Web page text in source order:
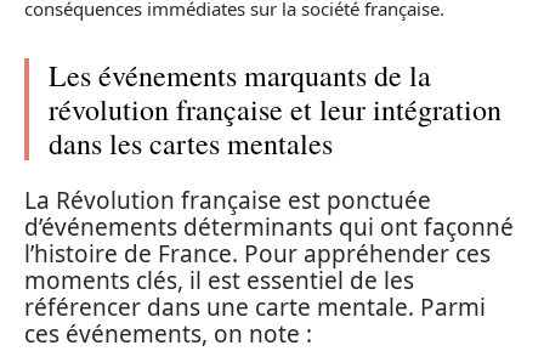
conséquences immédiates sur la société française.
Les événements marquants de la
révolution française et leur intégration
dans les cartes mentales
La Révolution française est ponctuée
d’événements déterminants qui ont façonné
l’histoire de France. Pour appréhender ces
moments clés, il est essentiel de les
référencer dans une carte mentale. Parmi
ces événements, on note :